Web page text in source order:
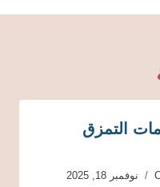
التمزق
نوفمبر 18, 2025